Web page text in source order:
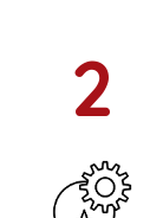
2